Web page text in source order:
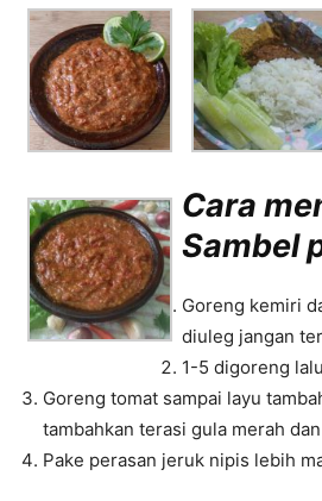
Cara
Sambel
Goreng kemiri
diuleg jangan
1-5 digoreng
Goreng tomat sampai layu
tambahkan terasi gula merah
Pake perasan jeruk nipis lebih